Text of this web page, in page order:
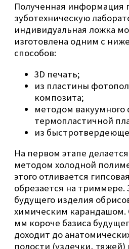
Полученная информация
зуботехническую
индивидуальная ложка
изготовлена одним с
способов:
3D печать;
из пластины
композита;
методом
термопластичной
из
На первом этапе делается
методом холодной
этого отливается
обрезается на триммере.
будущего изделия
химическим карандашом.
мм короче базиса
доходит до
полости (уздечки,